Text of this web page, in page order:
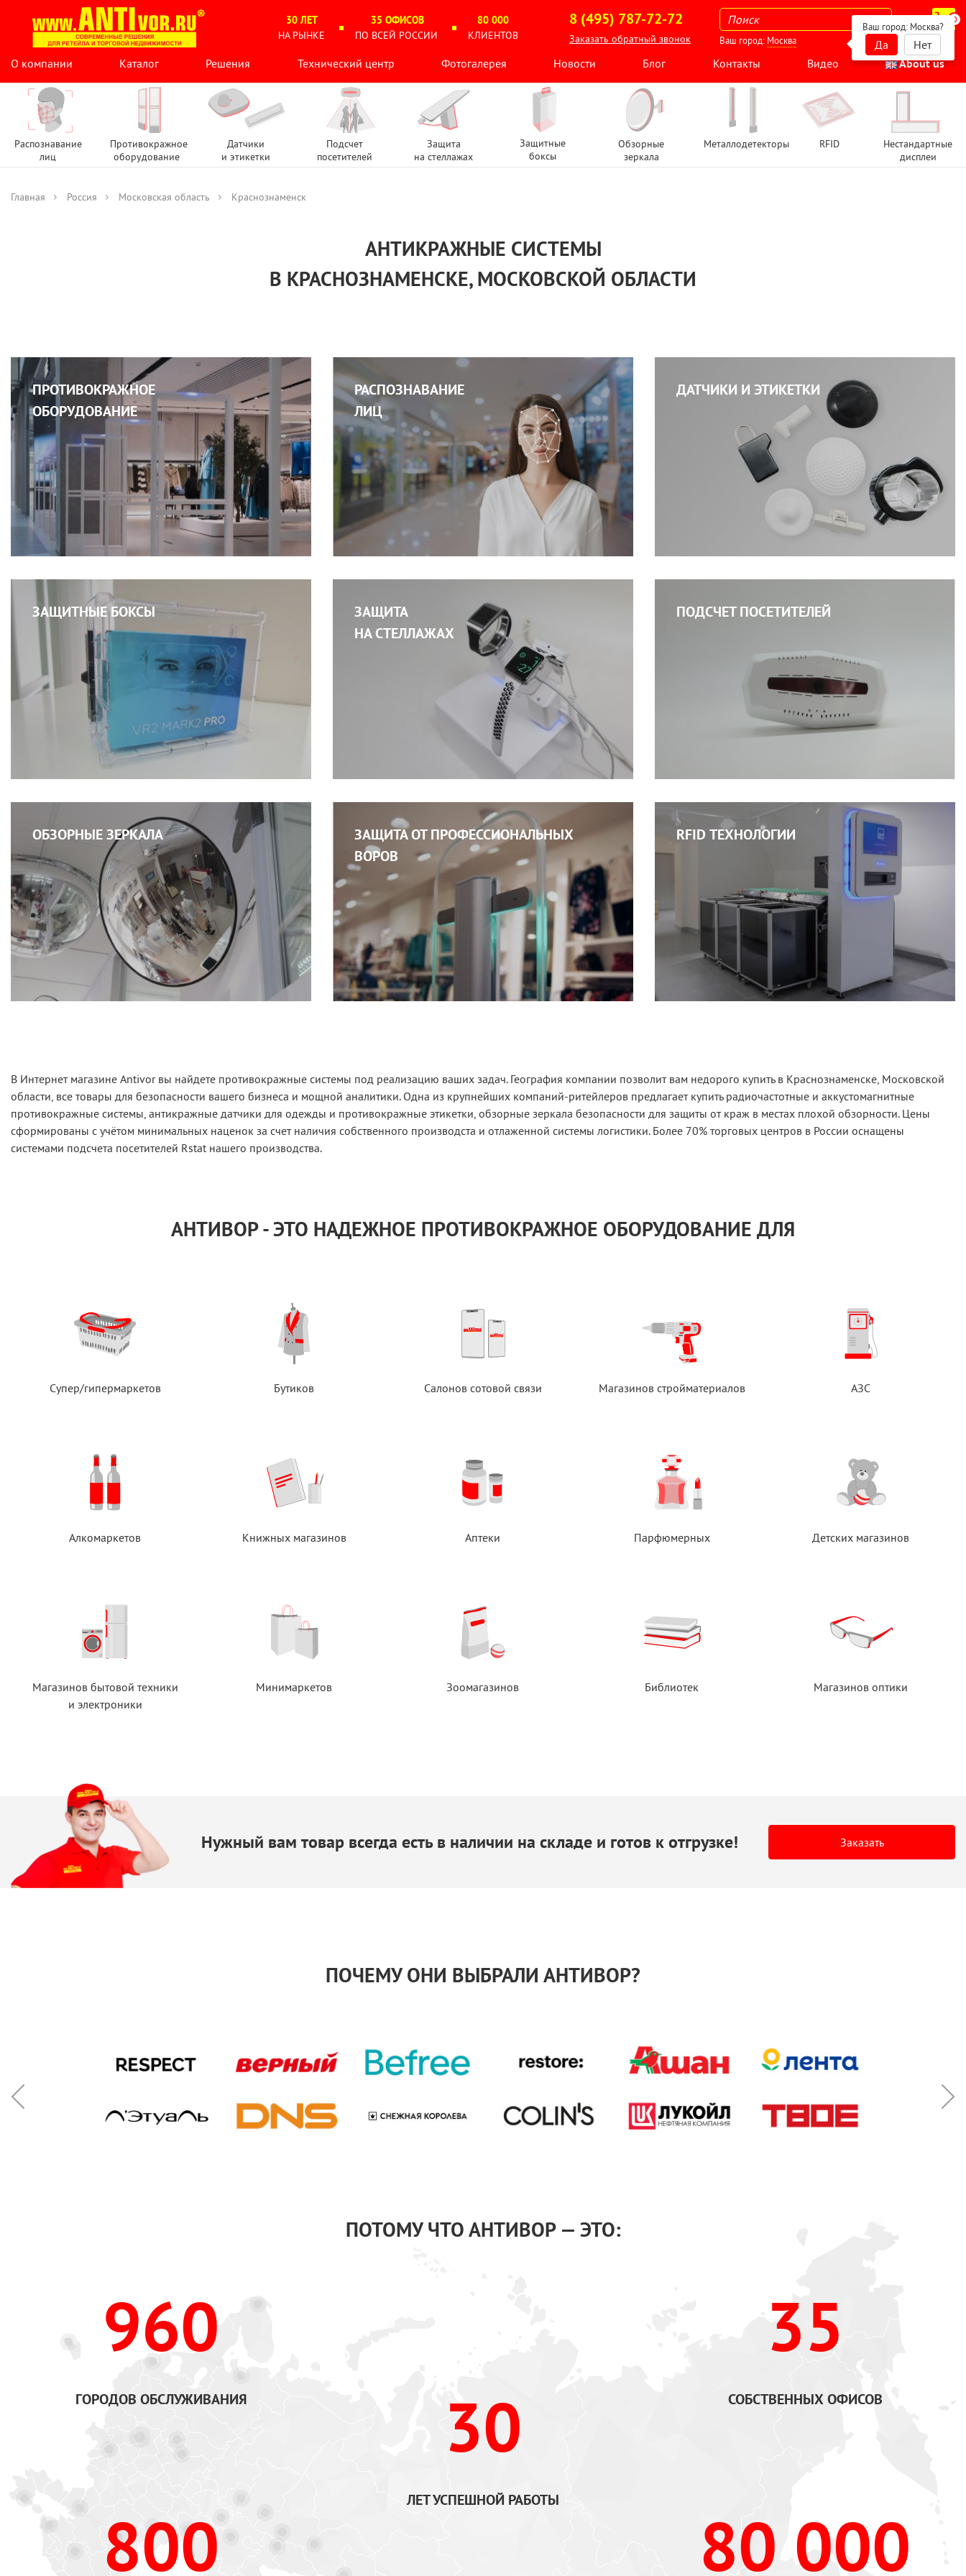
30 ЛЕТ
НА РЫНКЕ
35 ОФИСОВ
ПО ВСЕЙ РОССИИ
80 000
КЛИЕНТОВ
8 (495) 787-72-72
Заказать обратный звонок
0
Ваш город: Москва
Ваш город: Москва?
Да
Нет
О компании
Каталог Решения Технический центр Фотогалерея Новости Блог Контакты Видео About us
Распознавание
лиц
Противокражное
оборудование
Датчики
и этикетки
Подсчет
посетителей
Защита
на стеллажах
Защитные
боксы
Обзорные
зеркала
Металлодетекторы RFID
Нестандартные
дисплеи
Главная Россия Московская область Краснознаменск
АНТИКРАЖНЫЕ СИСТЕМЫ
В КРАСНОЗНАМЕНСКЕ, МОСКОВСКОЙ ОБЛАСТИ
ПРОТИВОКРАЖНОЕ
ОБОРУДОВАНИЕ
РАСПОЗНАВАНИЕ
ЛИЦ
ДАТЧИКИ И ЭТИКЕТКИ
ЗАЩИТНЫЕ БОКСЫ
ЗАЩИТА
НА СТЕЛЛАЖАХ
ПОДСЧЕТ ПОСЕТИТЕЛЕЙ
ОБЗОРНЫЕ ЗЕРКАЛА
ЗАЩИТА ОТ ПРОФЕССИОНАЛЬНЫХ
ВОРОВ
RFID ТЕХНОЛОГИИ
В Интернет магазине Antivor вы найдете противокражные системы под реализацию ваших задач. География компании позволит вам недорого купить в Краснознаменске, Московской
области, все товары для безопасности вашего бизнеса и мощной аналитики. Одна из крупнейших компаний-ритейлеров предлагает купить радиочастотные и аккустомагнитные
противокражные системы, антикражные датчики для одежды и противокражные этикетки, обзорные зеркала безопасности для защиты от краж в местах плохой обзорности. Цены
сформированы с учётом минимальных наценок за счет наличия собственного производста и отлаженной системы логистики. Более 70% торговых центров в России оснащены
системами подсчета посетителей Rstat нашего производства.
АНТИВОР - ЭТО НАДЕЖНОЕ ПРОТИВОКРАЖНОЕ ОБОРУДОВАНИЕ ДЛЯ
Супер/гипермаркетов Бутиков Салонов сотовой связи Магазинов стройматериалов АЗС
Алкомаркетов Книжных магазинов Аптеки Парфюмерных Детских магазинов
Магазинов бытовой техники
и электроники
Минимаркетов Зоомагазинов Библиотек Магазинов оптики
Нужный вам товар всегда естьв наличии на складе и готов к отгрузке! Заказать
ПОЧЕМУ ОНИ ВЫБРАЛИ АНТИВОР?
ПОТОМУ ЧТО АНТИВОР — ЭТО:
960
ГОРОДОВ ОБСЛУЖИВАНИЯ
800
30
ЛЕТ УСПЕШНОЙ РАБОТЫ
35
СОБСТВЕННЫХ ОФИСОВ
80 000